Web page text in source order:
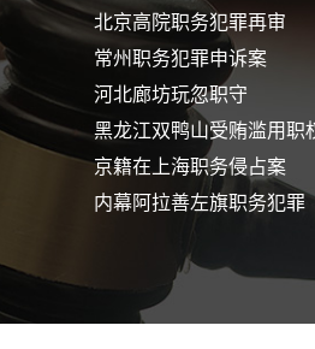
常州职务犯罪申诉案
河北廊坊玩忽职守
黑龙江双鸭山受贿滥用职权
京籍在上海职务侵占案
内幕阿拉善左旗职务犯罪
山西太原滥用职权案
宿迁职务犯罪案再审
湖北贪污罪案件再审